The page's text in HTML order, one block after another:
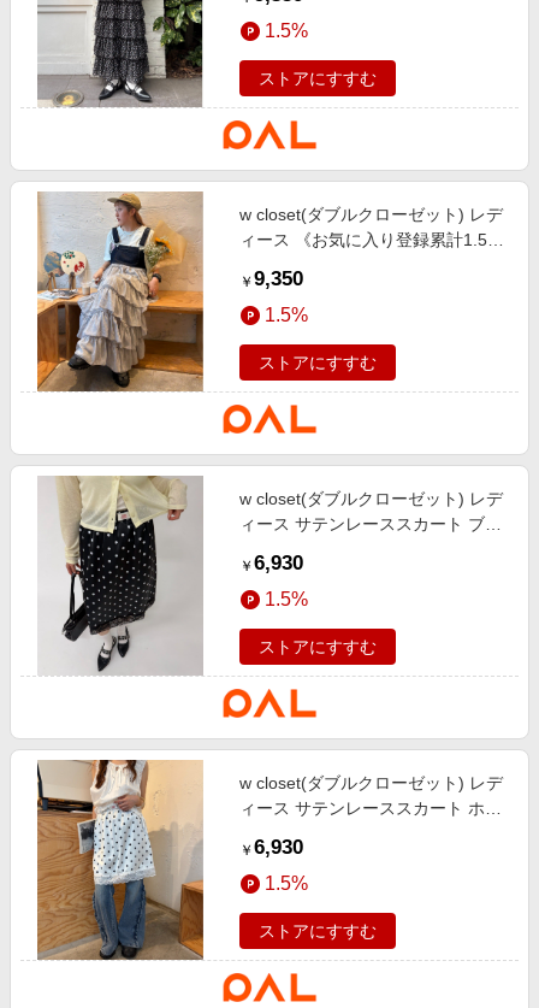
ドジャンパースカート ブラック
1.5%
ストアにすすむ
w closet(ダブルクローゼット) レデ
ィース 《お気に入り登録累計1.5万
ドジャンパースカート ブルー
￥ 9,350
1.5%
ストアにすすむ
w closet(ダブルクローゼット) レデ
ィース サテンレーススカート ブラ
￥ 6,930
1.5%
ストアにすすむ
w closet(ダブルクローゼット) レデ
ィース サテンレーススカート ホワ
￥ 6,930
1.5%
ストアにすすむ